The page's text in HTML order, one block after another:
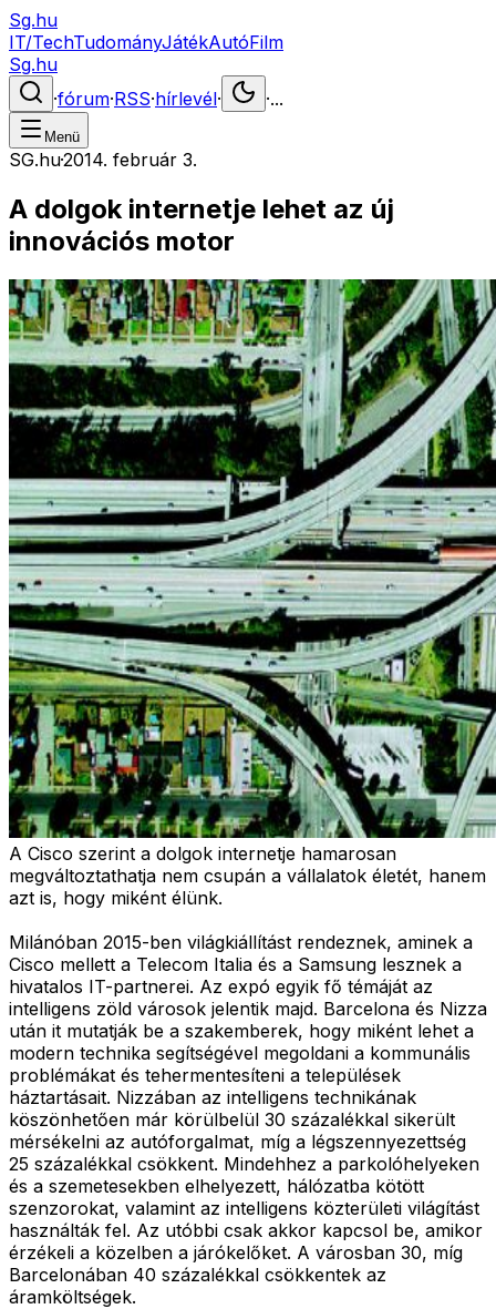
Sg.hu
IT/TechTudományJátékAutóFilm
Sg.hu
·fórum·RSS·hírlevél· ·...
Menü
SG.hu·2014. február 3.
A dolgok internetje lehet az új
innovációs motor
A Cisco szerint a dolgok internetje hamarosan
megváltoztathatja nem csupán a vállalatok életét, hanem
azt is, hogy miként élünk.
Milánóban 2015-ben világkiállítást rendeznek, aminek a
Cisco mellett a Telecom Italia és a Samsung lesznek a
hivatalos IT-partnerei. Az expó egyik fő témáját az
intelligens zöld városok jelentik majd. Barcelona és Nizza
után it mutatják be a szakemberek, hogy miként lehet a
modern technika segítségével megoldani a kommunális
problémákat és tehermentesíteni a települések
háztartásait. Nizzában az intelligens technikának
köszönhetően már körülbelül 30 százalékkal sikerült
mérsékelni az autóforgalmat, míg a légszennyezettség
25 százalékkal csökkent. Mindehhez a parkolóhelyeken
és a szemetesekben elhelyezett, hálózatba kötött
szenzorokat, valamint az intelligens közterületi világítást
használták fel. Az utóbbi csak akkor kapcsol be, amikor
érzékeli a közelben a járókelőket. A városban 30, míg
Barcelonában 40 százalékkal csökkentek az
áramköltségek.